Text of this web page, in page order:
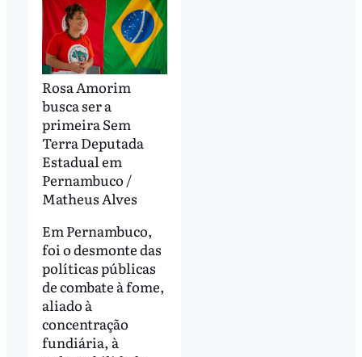
Rosa Amorim
busca ser a
primeira Sem
Terra Deputada
Estadual em
Pernambuco /
Matheus Alves
Em Pernambuco,
foi o desmonte das
políticas públicas
de combate à fome,
aliado à
concentração
fundiária, à